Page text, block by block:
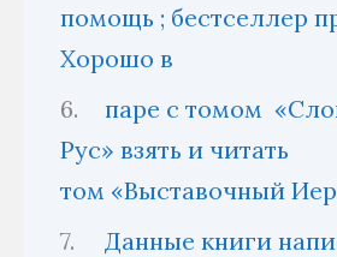
помощь ; бестселлер
Хорошо в
паре с томом
Рус» взять и читать
том «Выставочный
Данные книги